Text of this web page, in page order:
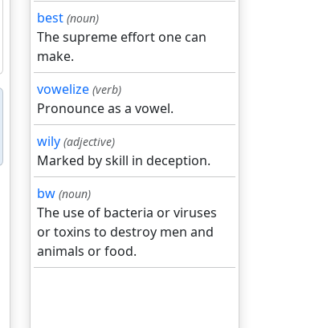
best (noun)
The supreme effort one can
make.
vowelize (verb)
Pronounce as a vowel.
wily (adjective)
Marked by skill in deception.
bw (noun)
The use of bacteria or viruses
or toxins to destroy men and
animals or food.